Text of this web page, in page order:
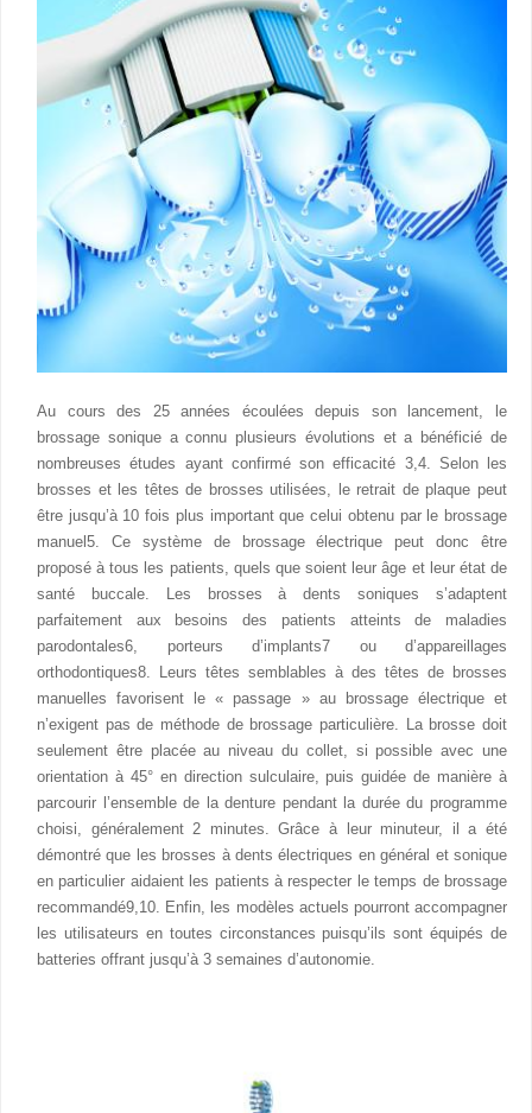
Au cours des 25 années écoulées depuis son lancement, le
brossage sonique a connu plusieurs évolutions et a bénéficié de
nombreuses études ayant confirmé son efficacité 3,4. Selon les
brosses et les têtes de brosses utilisées, le retrait de plaque peut
être jusqu’à 10 fois plus important que celui obtenu par le brossage
manuel5. Ce système de brossage électrique peut donc être
proposé à tous les patients, quels que soient leur âge et leur état de
santé buccale. Les brosses à dents soniques s’adaptent
parfaitement aux besoins des patients atteints de maladies
parodontales6, porteurs d’implants7 ou d’appareillages
orthodontiques8. Leurs têtes semblables à des têtes de brosses
manuelles favorisent le « passage » au brossage électrique et
n’exigent pas de méthode de brossage particulière. La brosse doit
seulement être placée au niveau du collet, si possible avec une
orientation à 45° en direction sulculaire, puis guidée de manière à
parcourir l’ensemble de la denture pendant la durée du programme
choisi, généralement 2 minutes. Grâce à leur minuteur, il a été
démontré que les brosses à dents électriques en général et sonique
en particulier aidaient les patients à respecter le temps de brossage
recommandé9,10. Enfin, les modèles actuels pourront accompagner
les utilisateurs en toutes circonstances puisqu’ils sont équipés de
batteries offrant jusqu’à 3 semaines d’autonomie.